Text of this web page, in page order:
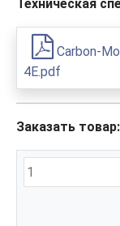
Техническая
Carbon-
4E.pdf
Заказать товар: